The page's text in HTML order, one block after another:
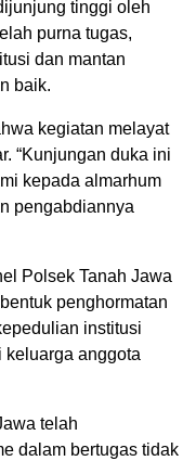
tinggi oleh
purna tugas,
dan mantan
baik.
kegiatan melayat
“Kunjungan duka ini
kepada almarhum
pengabdiannya
Polsek Tanah Jawa
penghormatan
institusi
keluarga anggota
telah
dalam bertugas tidak